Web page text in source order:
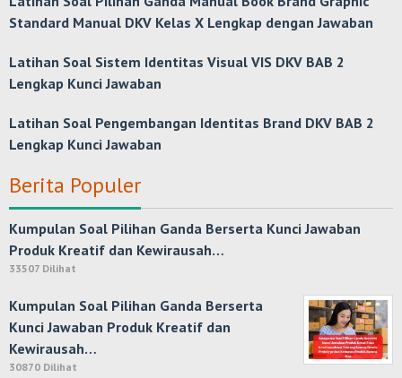
Standard Manual DKV Kelas X Lengkap dengan Jawaban
Latihan Soal Sistem Identitas Visual VIS DKV BAB 2
Lengkap Kunci Jawaban
Latihan Soal Pengembangan Identitas Brand DKV BAB 2
Lengkap Kunci Jawaban
Berita Populer
Kumpulan Soal Pilihan Ganda Berserta Kunci Jawaban
Produk Kreatif dan Kewirausah…
33507 Dilihat
Kumpulan Soal Pilihan Ganda Berserta
Kunci Jawaban Produk Kreatif dan
Kewirausah…
30870 Dilihat